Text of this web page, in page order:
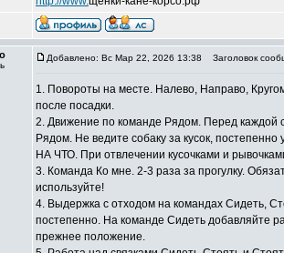
Добавлено: Вс Мар 22, 2026 13:38 Заголовок
1. Повороты на месте. Налево, Направо,
после посадки.
2. Движение по команде Рядом. Перед каждой
Рядом. Не ведите собаку за кусок,
НА ЧТО. При отвлечении кусочками и
3. Команда Ко мне. 2-3 раза за прогулку.
используйте!
4. Выдержка с отходом на командах Сидеть,
постепенно. На команде Сидеть добавляйте
прежнее положение.